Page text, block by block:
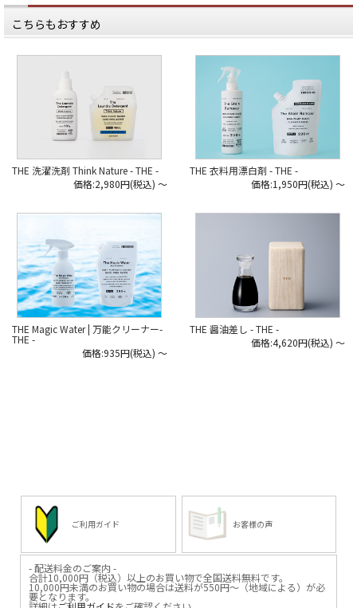
こちらもおすすめ
THE 洗濯洗剤 Think Nature - THE -
価格:2,980円(税込) ～
THE 衣料用漂白剤 - THE -
価格:1,950円(税込) ～
THE Magic Water | 万能クリーナー-
THE -
価格:935円(税込) ～
THE 醤油差し - THE -
価格:4,620円(税込) ～
ご利用ガイド お客様の声
- 配送料金のご案内 -
合計10,000円（税込）以上のお買い物で全国送料無料です。
10,000円未満のお買い物の場合は送料が550円～（地域による）が必
要となります。